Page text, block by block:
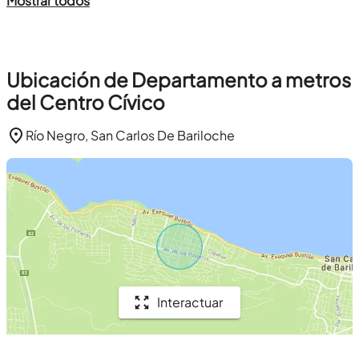
Ubicación de Departamento a metros
del Centro Cívico
Río Negro, San Carlos De Bariloche
Interactuar